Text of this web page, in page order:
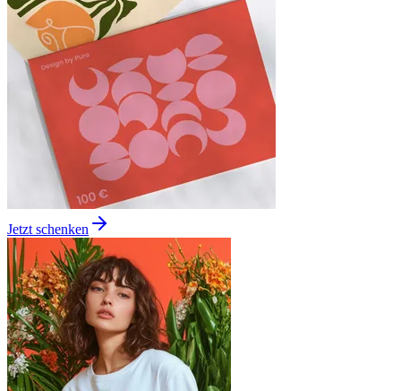
Jetzt schenken